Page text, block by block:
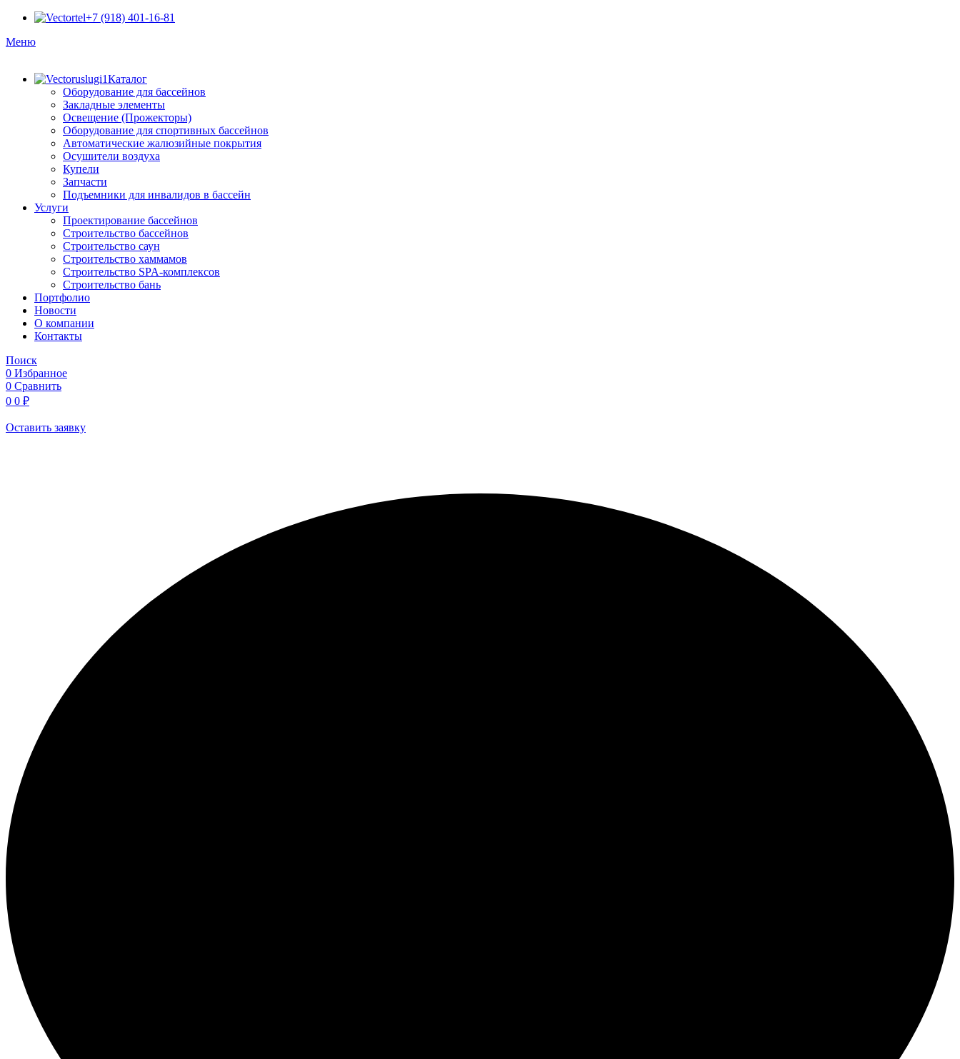
+7 (918) 401-16-81
Меню
Каталог
Оборудование для бассейнов
Закладные элементы
Освещение (Прожекторы)
Оборудование для спортивных бассейнов
Автоматические жалюзийные покрытия
Осушители воздуха
Купели
Запчасти
Подъемники для инвалидов в бассейн
Услуги
Проектирование бассейнов
Строительство бассейнов
Строительство саун
Строительство хаммамов
Строительство SPA-комплексов
Строительство бань
Портфолио
Новости
O компании
Контакты
Поиск
0 Избранное
0 Сравнить
0 0 ₽
Оставить заявку